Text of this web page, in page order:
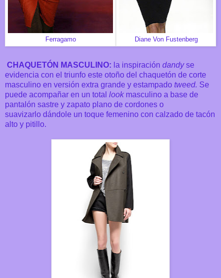
Ferragamo Diane Von Fustenberg
CHAQUETÓN MASCULINO: la inspiración dandyse
evidencia con el triunfo este otoño del chaquetón de corte
masculino en versión extra grande y estampado tweed. Se
puede acompañar en un total lookmasculino a base de
pantalón sastre y zapato plano de cordones o
suavizarlo dándole un toque femenino con calzado de tacón
alto y pitillo.